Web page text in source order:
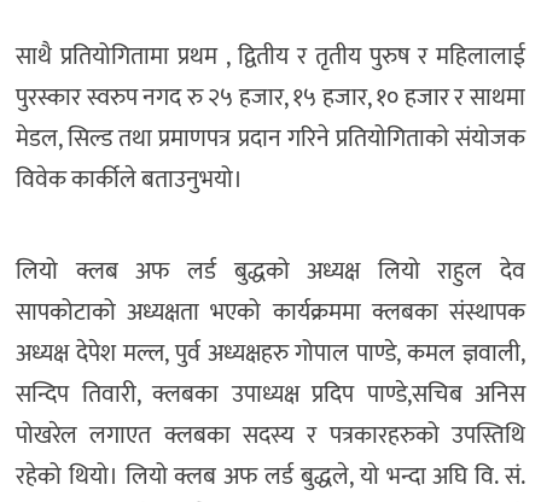
साथै प्रतियोगितामा प्रथम , द्वितीय र तृतीय पुरुष र महिलालाई
पुरस्कार स्वरुप नगद रु २५ हजार, १५ हजार, १० हजार र साथमा
मेडल, सिल्ड तथा प्रमाणपत्र प्रदान गरिने प्रतियोगिताको संयोजक
विवेक कार्कीले बताउनुभयो।
लियो क्लब अफ लर्ड बुद्धको अध्यक्ष लियो राहुल देव
सापकोटाको अध्यक्षता भएको कार्यक्रममा क्लबका संस्थापक
अध्यक्ष देपेश मल्ल, पुर्व अध्यक्षहरु गोपाल पाण्डे, कमल ज्ञवाली,
सन्दिप तिवारी, क्लबका उपाध्यक्ष प्रदिप पाण्डे,सचिब अनिस
पोखरेल लगाएत क्लबका सदस्य र पत्रकारहरुको उपस्तिथि
रहेको थियो। लियो क्लब अफ लर्ड बुद्धले, यो भन्दा अघि वि. सं.